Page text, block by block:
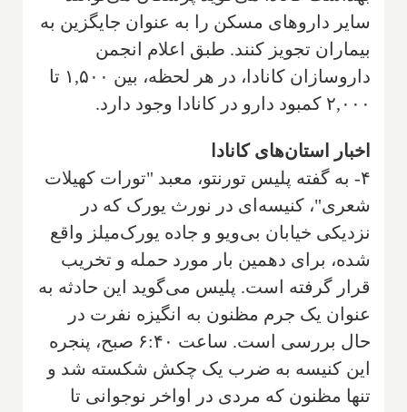
سایر داروهای مسکن را به عنوان جایگزین به
بیماران تجویز کنند. طبق اعلام انجمن
داروسازان کانادا، در هر لحظه، بین ۱,۵۰۰ تا
۲,۰۰۰ کمبود دارو در کانادا وجود دارد.
اخبار استان‌های کانادا
۴- به گفته پلیس تورنتو، معبد "تورات کهیلات
شعری"، کنیسه‌ای در نورث یورک که در
نزدیکی خیابان بی‌ویو و جاده یورک‌میلز واقع
شده، برای دهمین بار مورد حمله و تخریب
قرار گرفته است. پلیس می‌گوید این حادثه به
عنوان یک جرم مظنون به انگیزه نفرت در
حال بررسی است. ساعت ۶:۴۰ صبح، پنجره
این کنیسه به ضرب یک چکش شکسته شد و
تنها مظنون که مردی در اواخر نوجوانی تا